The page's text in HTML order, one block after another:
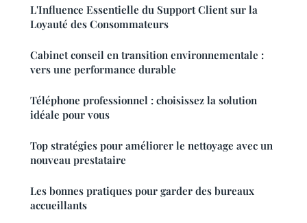
L'Influence Essentielle du Support Client sur la
Loyauté des Consommateurs
Cabinet conseil en transition environnementale :
vers une performance durable
Téléphone professionnel : choisissez la solution
idéale pour vous
Top stratégies pour améliorer le nettoyage avec un
nouveau prestataire
Les bonnes pratiques pour garder des bureaux
accueillants